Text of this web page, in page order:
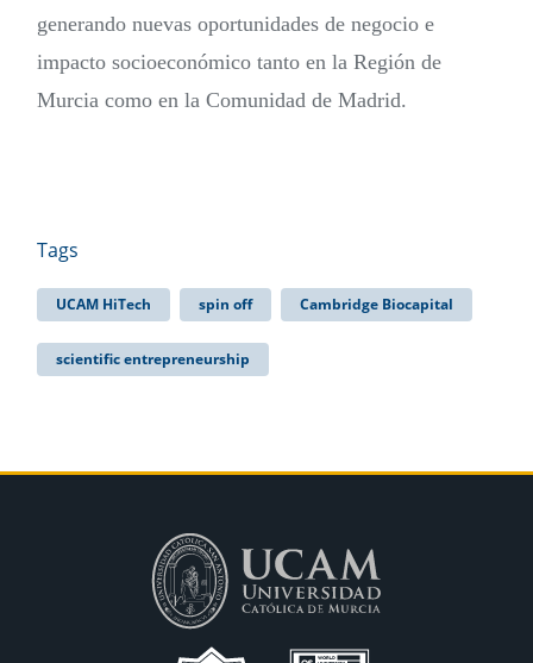
generando nuevas oportunidades de negocio e
impacto socioeconómico tanto en la Región de
Murcia como en la Comunidad de Madrid.
Tags
UCAM HiTech spin off Cambridge Biocapital
scientific entrepreneurship